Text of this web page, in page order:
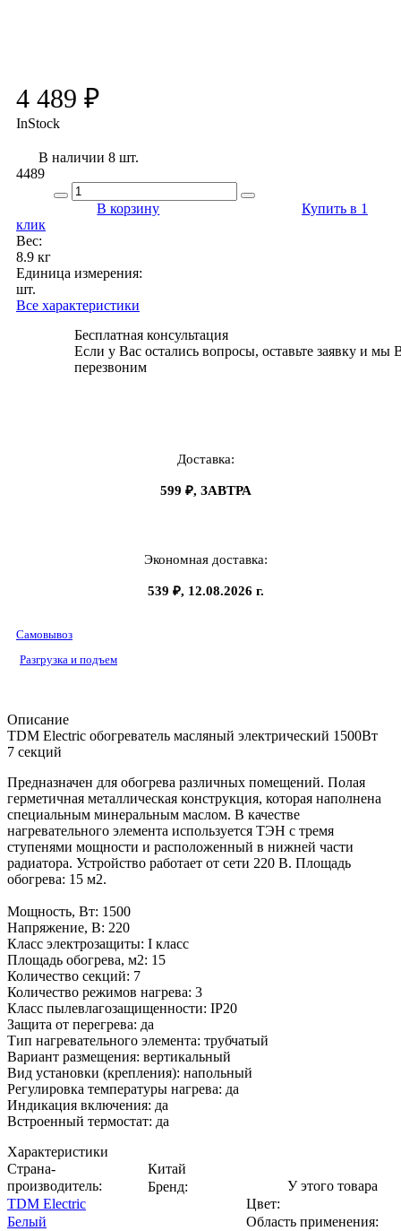
4 489 ₽
InStock
В наличии 8 шт.
4489
В корзину
Купить в 1
клик
Вес:
8.9 кг
Единица измерения:
шт.
Все характеристики
Бесплатная консультация
Если у Вас остались вопросы, оставьте заявку и мы
перезвоним
Доставка:
599 ₽, ЗАВТРА
Экономная доставка:
539 ₽, 12.08.2026 г.
Самовывоз
Разгрузка и подъем
Описание
TDM Electric обогреватель масляный электрический 1500Вт
7 секций
Предназначен для обогрева различных помещений. Полая
герметичная металлическая конструкция, которая наполнена
специальным минеральным маслом. В качестве
нагревательного элемента используется ТЭН с тремя
ступенями мощности и расположенный в нижней части
радиатора. Устройство работает от сети 220 В. Площадь
обогрева: 15 м2.
Мощность, Вт: 1500
Напряжение, В: 220
Класс электрозащиты: I класс
Площадь обогрева, м2: 15
Количество секций: 7
Количество режимов нагрева: 3
Класс пылевлагозащищенности: IP20
Защита от перегрева: да
Тип нагревательного элемента: трубчатый
Вариант размещения: вертикальный
Вид установки (крепления): напольный
Регулировка температуры нагрева: да
Индикация включения: да
Встроенный термостат: да
Характеристики
Страна-
производитель:
Китай
Бренд:
TDM Electric
Цвет:
Белый
Область применения:
У этого товара